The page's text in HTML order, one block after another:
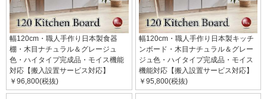
幅120cm・職人手作り日本製食器
棚・木目ナチュラル＆グレージュ
色・ハイタイプ完成品・モイス機能
対応【搬入設置サービス対応】
￥96,800(税抜)
幅120cm・職人手作り日本製キッチ
ンボード・木目ナチュラル＆グレー
ジュ色・ハイタイプ完成品・モイス
機能対応【搬入設置サービス対応】
￥95,800(税抜)